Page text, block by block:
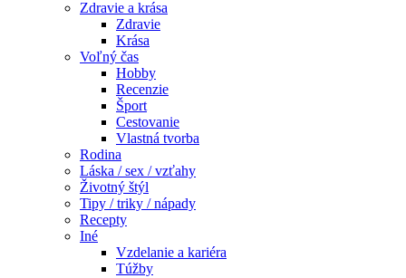
Zdravie a krása
Zdravie
Krása
Voľný čas
Hobby
Recenzie
Šport
Cestovanie
Vlastná tvorba
Rodina
Láska / sex / vzťahy
Životný štýl
Tipy / triky / nápady
Recepty
Iné
Vzdelanie a kariéra
Túžby